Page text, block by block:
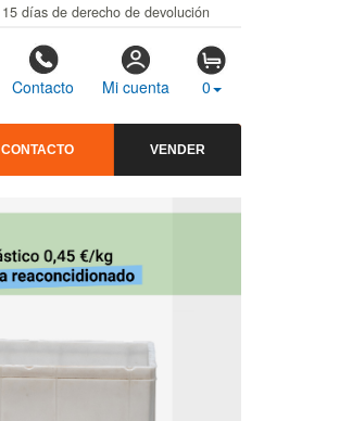
15 días de derecho de devolución
Contacto Mi cuenta 0
CONTACTO VENDER